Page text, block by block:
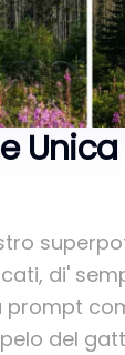
di'
prompt
del